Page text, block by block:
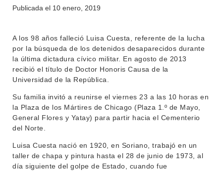
Publicada el 10 enero, 2019
A los 98 años falleció Luisa Cuesta, referente de la lucha
por la búsqueda de los detenidos desaparecidos durante
la última dictadura cívico militar. En agosto de 2013
recibió el título de Doctor Honoris Causa de la
Universidad de la República.
Su familia invitó a reunirse el viernes 23 a las 10 horas en
la Plaza de los Mártires de Chicago (Plaza 1.º de Mayo,
General Flores y Yatay) para partir hacia el Cementerio
del Norte.
Luisa Cuesta nació en 1920, en Soriano, trabajó en un
taller de chapa y pintura hasta el 28 de junio de 1973, al
día siguiente del golpe de Estado, cuando fue